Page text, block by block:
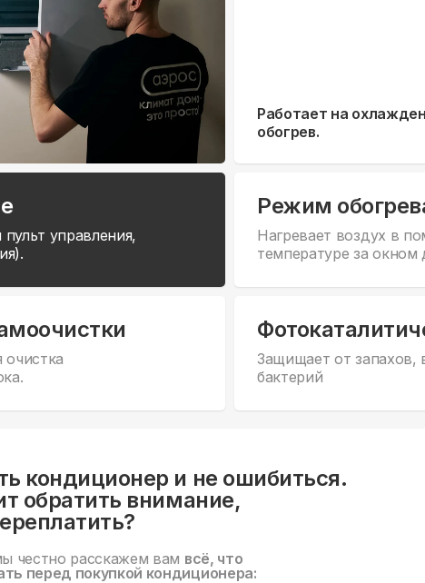
Работает на
обогрев.
управления,
Режим
Нагревает воздух в
температуре за окном
очистка
Защищает от запахов,
бактерий
кондиционер и не ошибиться.
обратить внимание,
честно расскажем вам всё, что
перед покупкой кондиционера: